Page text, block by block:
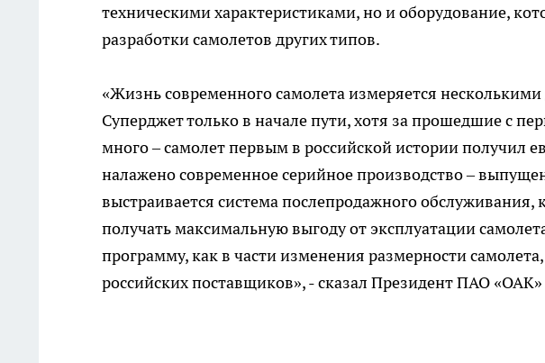
техническими характеристиками, но и оборудование,
разработки самолетов других типов.
«Жизнь современного самолета измеряется
Суперджет только в начале пути, хотя за прошедшие с
много – самолет первым в российской истории получил
налажено современное серийное производство –
выстраивается система послепродажного
получать максимальную выгоду от эксплуатации
программу, как в части изменения размерности
российских поставщиков», - сказал Президент ПАО